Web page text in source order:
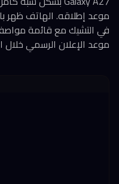
موعد إطلاقه. الهاتف
في التشيك مع قائمة
موعد الإعلان الرسمي خلال